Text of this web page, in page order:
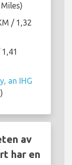
/ 1,32
an IHG
av
har en